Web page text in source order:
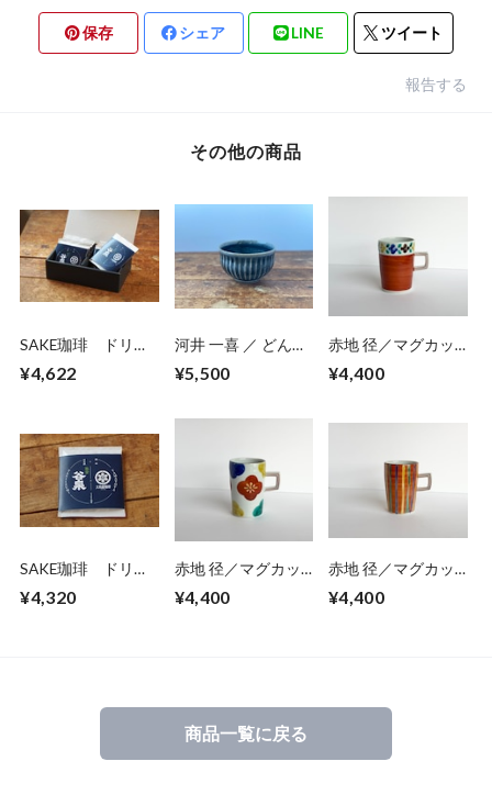
保存 シェア LINE ツイート
報告する
その他の商品
SAKE珈琲 ドリッ
【ギフトセット】
¥4,622
河井 一喜 ／ どんぶ
¥5,500
赤地 径／マグカッ
¥4,400
SAKE珈琲 ドリッ
り
¥4,320
赤地 径／マグカッ
¥4,400
赤地 径／マグカッ
¥4,400
商品一覧に戻る